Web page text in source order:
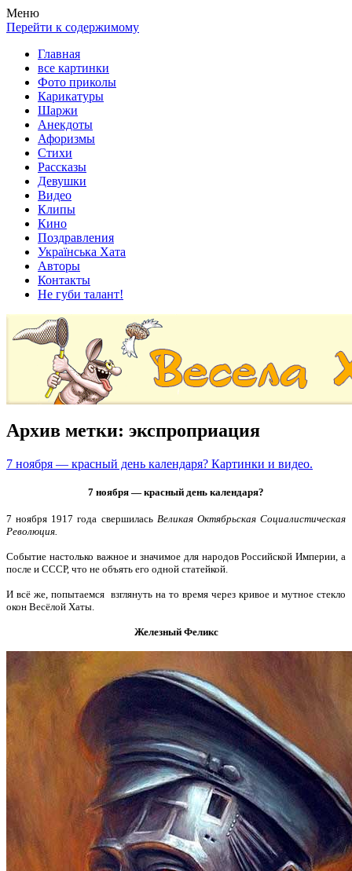
Весела хата — прикольные картинки, смешные истории,
клипы!
Покажем всем ваши фото приколы, карикатуры, шаржи, стихи,
рассказы, видео и песни!
Меню
Перейти к содержимому
Главная
все картинки
Фото приколы
Карикатуры
Шаржи
Анекдоты
Афоризмы
Стихи
Рассказы
Девушки
Видео
Клипы
Кино
Поздравления
Українська Хата
Авторы
Контакты
Не губи талант!
Архив метки: экспроприация
7 ноября — красный день календаря? Картинки и видео.
7 ноября — красный день календаря?
7 ноября 1917 года свершилась Великая Октябрьская Социалистическая
Революция.
Событие настолько важное и значимое для народов Российской Империи, а
после и СССР, что не объять его одной статейкой.
И всё же, попытаемся взглянуть на то время через кривое и мутное стекло
окон Весёлой Хаты.
Железный Феликс